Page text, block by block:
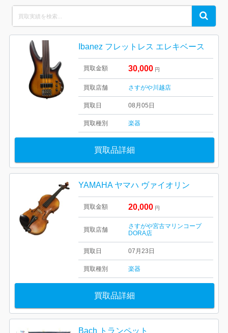
for:
Search
Ibanez フレットレス エレキベース
買取金額 30,000 円
買取店舗 さすがや川越店
買取日 08月05日
買取種別 楽器
買取品詳細
YAMAHA ヤマハ ヴァイオリン
買取金額 20,000 円
買取店舗
さすがや宮古マリンコープ
DORA店
買取日 07月23日
買取種別 楽器
買取品詳細
Bach トランペット